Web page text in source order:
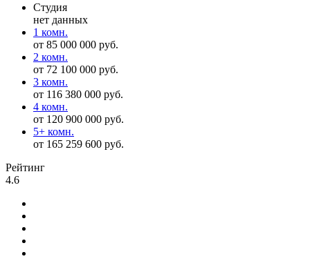
Студия
нет данных
1 комн.
от 85 000 000 руб.
2 комн.
от 72 100 000 руб.
3 комн.
от 116 380 000 руб.
4 комн.
от 120 900 000 руб.
5+ комн.
от 165 259 600 руб.
Рейтинг
4.6